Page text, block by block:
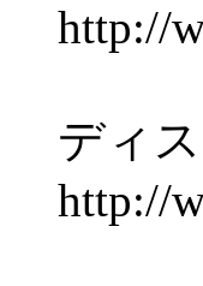
http://
ディ
http://